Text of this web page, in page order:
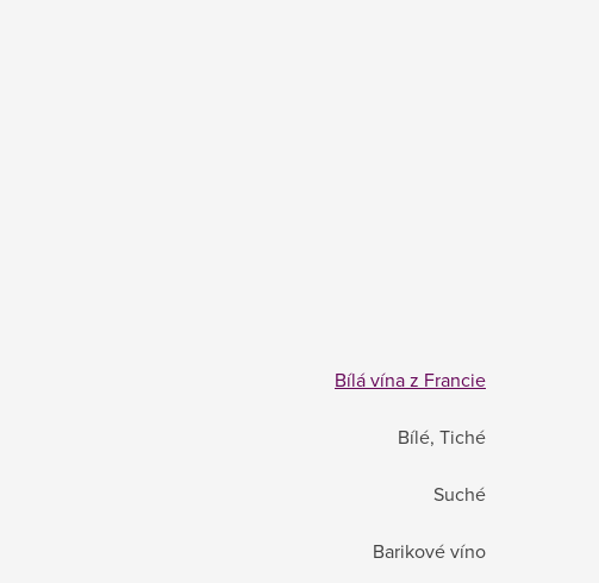
Bílá vína z Francie
Bílé, Tiché
Suché
Barikové víno